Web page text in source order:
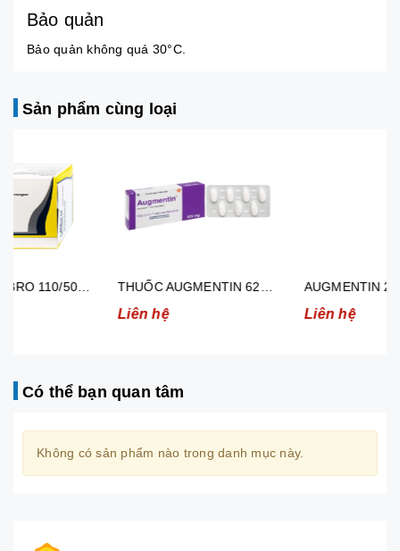
Bảo quản
Bảo quản không quá 30°C.
Sản phẩm cùng loại
THUỐC AUGMENTIN 625MG (2 VỈ X 7 VIÊN ) AUGMENTIN 250MG/31.25MG ĐIỀU TRỊ NHIỄM KHUẨN (12 GÓI)
Có thể bạn quan tâm
Không có sản phẩm nào trong danh mục này.